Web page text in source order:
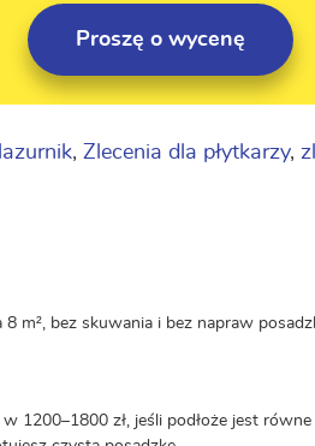
Proszę o wycenę
, Zlecenia dla płytkarzy,
m², bez skuwania i bez napraw
1200–1800 zł, jeśli podłoże jest